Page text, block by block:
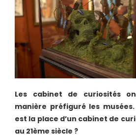
Les cabinet de curiosités
manière préfiguré les
est la place d’un cabinet de
au 21ème siècle ?